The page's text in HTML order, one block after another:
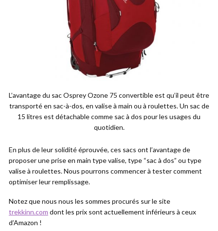
L’avantage du sac Osprey Ozone 75 convertible est qu’il peut être
transporté en sac-à-dos, en valise à main ou à roulettes. Un sac de
15 litres est détachable comme sac à dos pour les usages du
quotidien.
En plus de leur solidité éprouvée, ces sacs ont l’avantage de
proposer une prise en main type valise, type “sac à dos” ou type
valise à roulettes. Nous pourrons commencer à tester comment
optimiser leur remplissage.
Notez que nous nous les sommes procurés sur le site
trekkinn.com dont les prix sont actuellement inférieurs à ceux
d’Amazon !